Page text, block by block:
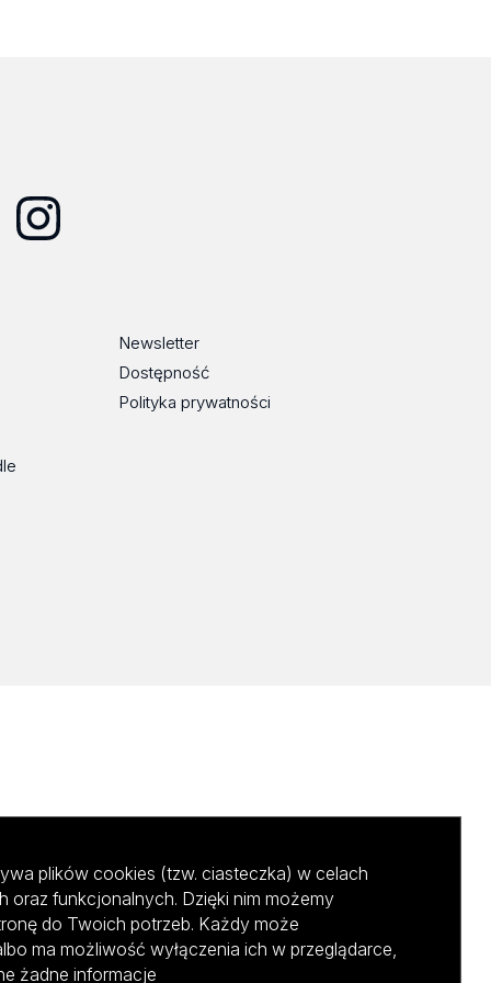
Newsletter
Dostępność
Polityka prywatności
plików cookies (tzw. ciasteczka) w celach
funkcjonalnych. Dzięki nim możemy
do Twoich potrzeb. Każdy może
ma możliwość wyłączenia ich w przeglądarce,
żadne informacje